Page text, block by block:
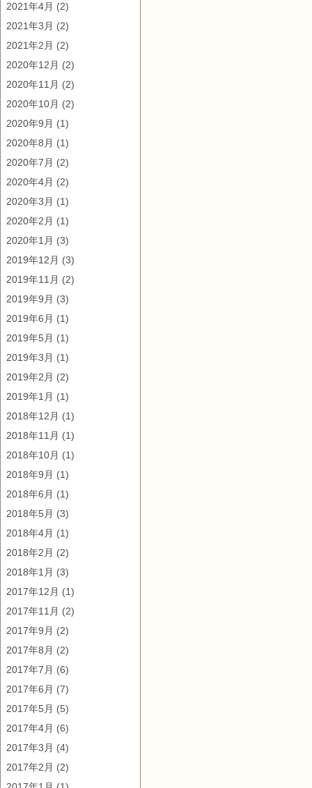
2021年4月 (2)
2021年3月 (2)
2021年2月 (2)
2020年12月 (2)
2020年11月 (2)
2020年10月 (2)
2020年9月 (1)
2020年8月 (1)
2020年7月 (2)
2020年4月 (2)
2020年3月 (1)
2020年2月 (1)
2020年1月 (3)
2019年12月 (3)
2019年11月 (2)
2019年9月 (3)
2019年6月 (1)
2019年5月 (1)
2019年3月 (1)
2019年2月 (2)
2019年1月 (1)
2018年12月 (1)
2018年11月 (1)
2018年10月 (1)
2018年9月 (1)
2018年6月 (1)
2018年5月 (3)
2018年4月 (1)
2018年2月 (2)
2018年1月 (3)
2017年12月 (1)
2017年11月 (2)
2017年9月 (2)
2017年8月 (2)
2017年7月 (6)
2017年6月 (7)
2017年5月 (5)
2017年4月 (6)
2017年3月 (4)
2017年2月 (2)